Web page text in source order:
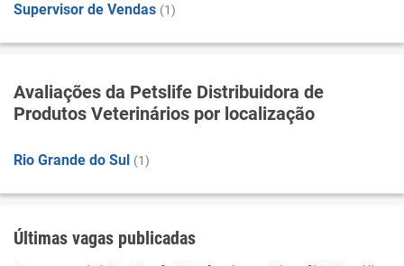
Supervisor de Vendas (1)
Avaliações da Petslife Distribuidora de
Produtos Veterinários por localização
Rio Grande do Sul (1)
Últimas vagas publicadas